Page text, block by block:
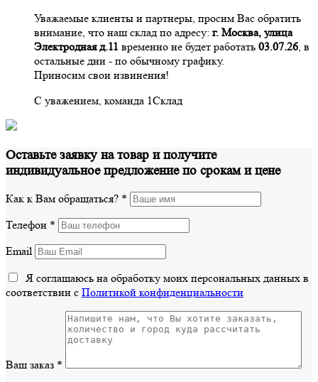
Уважаемые клиенты и партнеры, просим Вас обратить
внимание, что наш склад по адресу: г. Москва, улица
Электродная д.11 временно не будет работать 03.07.26, в
остальные дни - по обычному графику.
Приносим свои извинения!
С уважением, команда 1Склад
Оставьте заявку на товар и получите
индивидуальное предложение по срокам и цене
Как к Вам обращаться? *
Телефон *
Email
Я соглашаюсь на обработку моих персональных данных в
соответствии с Политикой конфиденциальности
Ваш заказ *